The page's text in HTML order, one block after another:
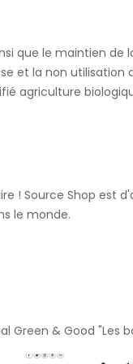
le maintien de
et la non
agriculture
! Source Shop
le monde.
Green & Good "Les